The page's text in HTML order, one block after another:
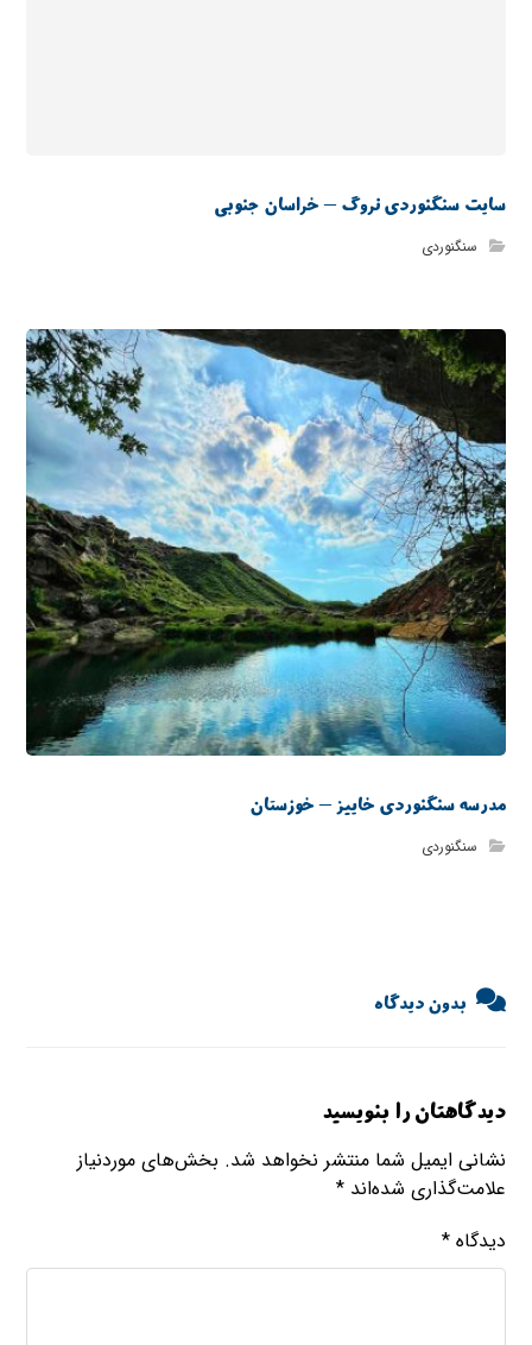
سایت سنگنوردی نروگ – خراسان جنوبی
سنگنوردی
مدرسه سنگنوردی خاییز – خوزستان
سنگنوردی
بدون دیدگاه
دیدگاهتان را بنویسید
نشانی ایمیل شما منتشر نخواهد شد. بخش‌های موردنیاز
علامت‌گذاری شده‌اند*
دیدگاه*